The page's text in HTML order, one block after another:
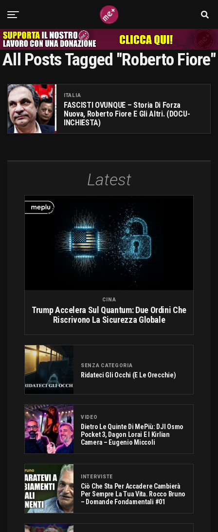
All Posts Tagged "Roberto Fiore"
ITALIA
FASCISTI OVUNQUE – Storia Di Forza
Nuova, Roberto Fiore E Gli Altri. (DOCU-
INCHIESTA)
Latest
CINA
Trump Accelera Sul Quantum: Due Ordini Che
Riscrivono La Sicurezza Globale
SENZA CATEGORIA
Ridateci Gli Occhi (e Le Orecchie)
VIDEO
Dietro Le Quinte Di MePiù: DJI Osmo
Pocket 3, Dagon Lorai E I Kirlian
Camera – Eugenio Miccoli
INTERVISTE
Ciò Che Sta Per Accadere Cambierà
Per Sempre La Tua Vita. Rocco Bruno
– Domande Fondamentali #01